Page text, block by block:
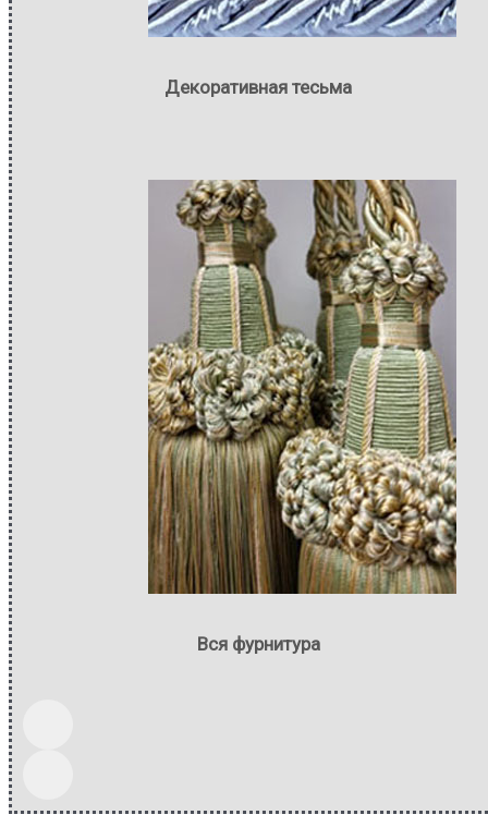
Декоративная тесьма
Вся фурнитура